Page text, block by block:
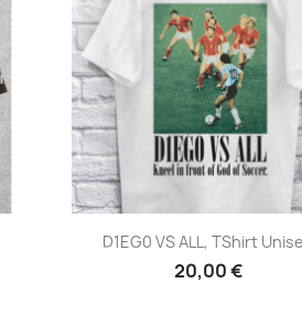
Anteprima
D1EG0 VS ALL, TShirt
20,00 €